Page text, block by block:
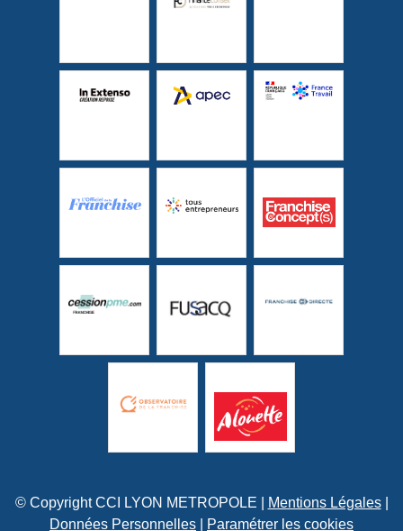
© Copyright CCI LYON METROPOLE | Mentions Légales|
Données Personnelles
Paramétrer les cookies